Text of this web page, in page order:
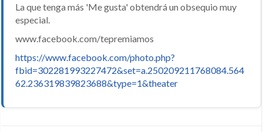
La que tenga más 'Me gusta' obtendrá un obsequio muy
especial.
www.facebook.com/tepremiamos
https://www.facebook.com/photo.php?
fbid=302281993227472&set=a.250209211768084.564
62.236319839823688&type=1&theater